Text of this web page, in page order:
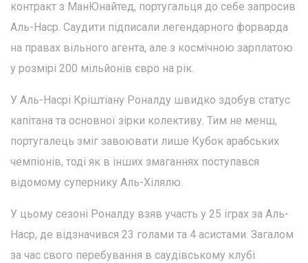
контракт з МанЮнайтед, португальця до себе запросив
Аль-Наср. Саудити підписали легендарного форварда
на правах вільного агента, але з космічною зарплатою
у розмірі 200 мільйонів євро на рік.
У Аль-Насрі Кріштіану Роналду швидко здобув статус
капітана та основної зірки колективу. Тим не менш,
португалець зміг завоювати лише Кубок арабських
чемпіонів, тоді як в інших змаганнях поступався
відомому супернику Аль-Хілялю.
У цьому сезоні Роналду взяв участь у 25 іграх за Аль-
Наср, де відзначився 23 голами та 4 асистами. Загалом
за час свого перебування в саудівському клубі